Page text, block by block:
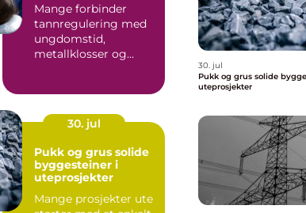
Mange forbinder
tannregulering med
ungdomstid,
metallklosser og
30. jul
Pukk og grus solide
byggesteiner i
uteprosjekter
Mange prosjekter ute
30. jul
Pukk og grus solide byggesteiner i
uteprosjekter